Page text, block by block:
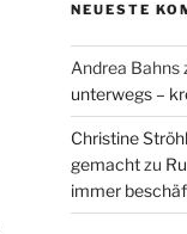
NEUESTE
Andrea Bahns
unterwegs –
Christine
gemachtzu
immer